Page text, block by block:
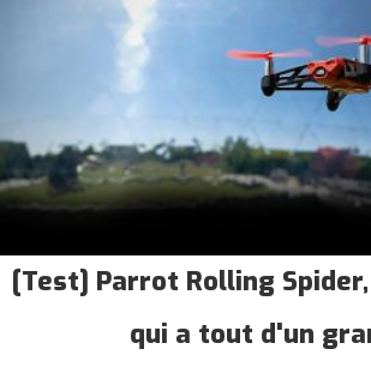
[Test] Parrot Rolling
qui a tout d'un